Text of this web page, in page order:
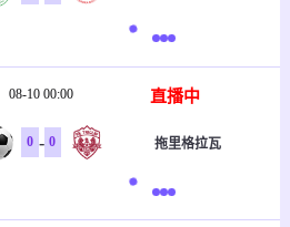
08-10 00:00 直播中
0 - 0 拖里格拉瓦